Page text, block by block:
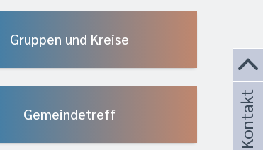
Gruppen und Kreise
Gemeindetreff Kontakt